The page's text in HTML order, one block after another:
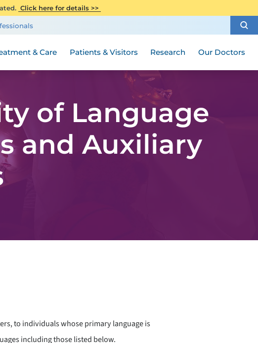
Click here for details >>
& Care Patients & Visitors Research Our Doctors
of Language
and Auxiliary
to individuals whose primary language is
including those listed below.